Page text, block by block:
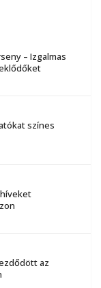
– Izgalmas
színes
az